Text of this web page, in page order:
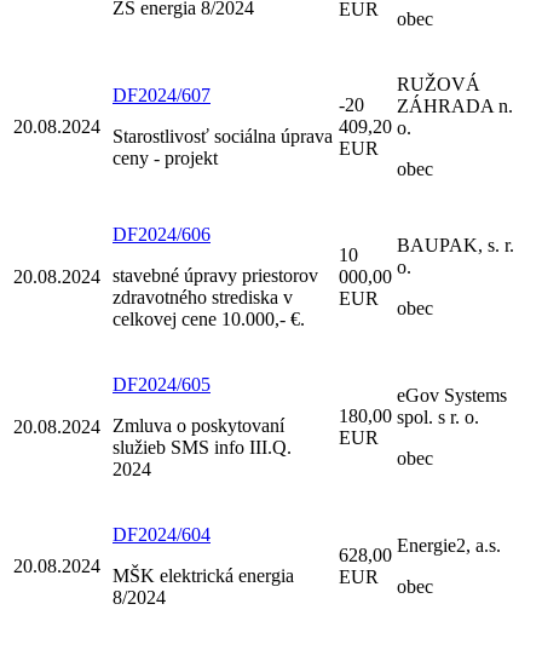
ZŠ energia 8/2024 EUR obec
20.08.2024
DF2024/607
Starostlivosť sociálna úprava
ceny - projekt
-20
409,20
EUR
RUŽOVÁ
ZÁHRADA n.
o.
obec
20.08.2024
DF2024/606
stavebné úpravy priestorov
zdravotného strediska v
celkovej cene 10.000,- €.
10
000,00
EUR
BAUPAK, s. r.
o.
obec
20.08.2024
DF2024/605
Zmluva o poskytovaní
služieb SMS info III.Q.
2024
180,00
EUR
eGov Systems
spol. s r. o.
obec
20.08.2024
DF2024/604
MŠK elektrická energia
8/2024
628,00
EUR
Energie2, a.s.
obec